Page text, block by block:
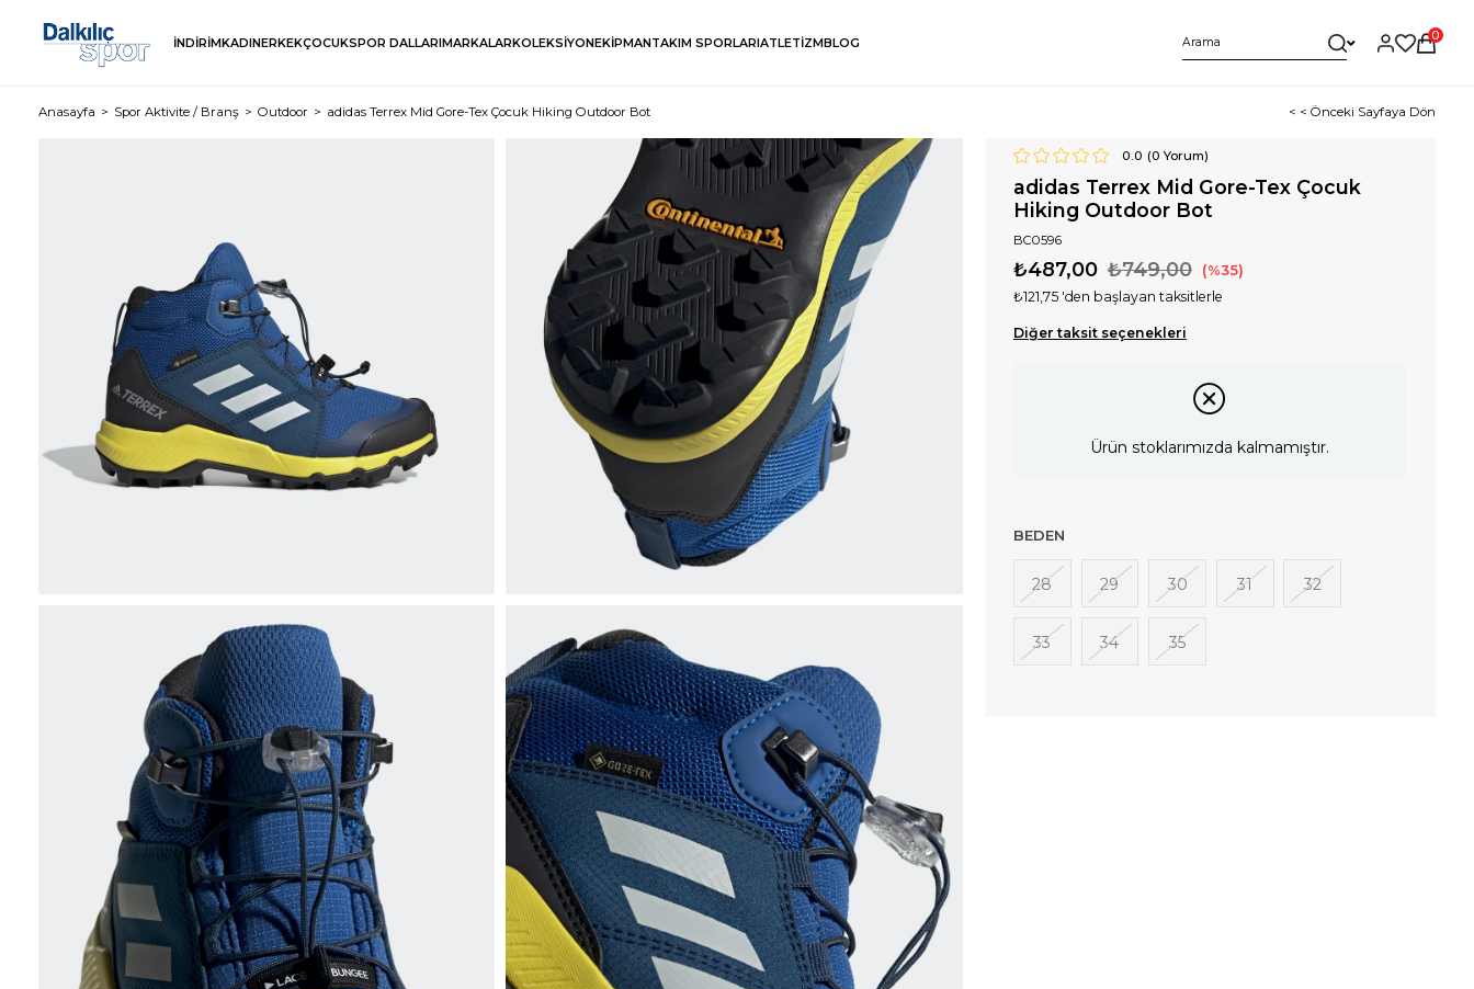
İNDİRİMKADINERKEKÇOCUKSPOR DALLARIMARKALARKOLEKSİYONEKİPMANTAKIM SPORLARIATLETİZMBLOG
0
Anasayfa Spor Aktivite / Branş Outdoor adidas Terrex Mid Gore-Tex Çocuk Hiking Outdoor Bot < < Önceki Sayfaya Dön
0.0 (0 Yorum)
adidas Terrex Mid Gore-Tex Çocuk
Hiking Outdoor Bot
BC0596
₺749,00
₺487,00 35
₺121,75 'den başlayan taksitlerle
Diğer taksit seçenekleri
Ürün stoklarımızda kalmamıştır.
BEDEN
28 29 30 31 32
33 34 35